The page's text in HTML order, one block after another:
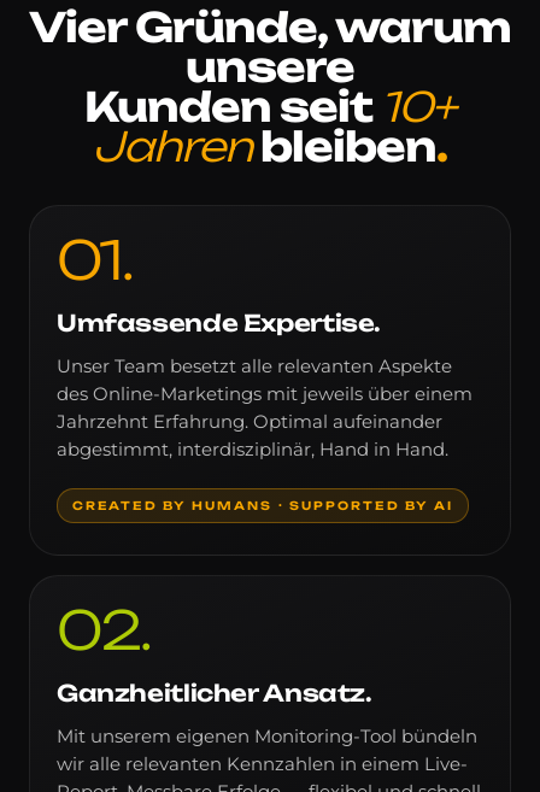
Vier Gründe, warum
unsere
Kunden seit 10+
Jahrenbleiben.
01.
Umfassende Expertise.
Unser Team besetzt alle relevanten Aspekte
des Online-Marketings mit jeweils über einem
Jahrzehnt Erfahrung. Optimal aufeinander
abgestimmt, interdisziplinär, Hand in Hand.
CREATED BY HUMANS · SUPPORTED BY AI
02.
Ganzheitlicher Ansatz.
Mit unserem eigenen Monitoring-Tool bündeln
wir alle relevanten Kennzahlen in einem Live-